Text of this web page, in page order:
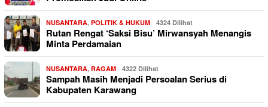
NUSANTARA, POLITIK & HUKUM 4324 Dilihat
Rutan Rengat ‘Saksi Bisu’ Mirwansyah Menangis
Minta Perdamaian
NUSANTARA, RAGAM 4322 Dilihat
Sampah Masih Menjadi Persoalan Serius di
Kabupaten Karawang